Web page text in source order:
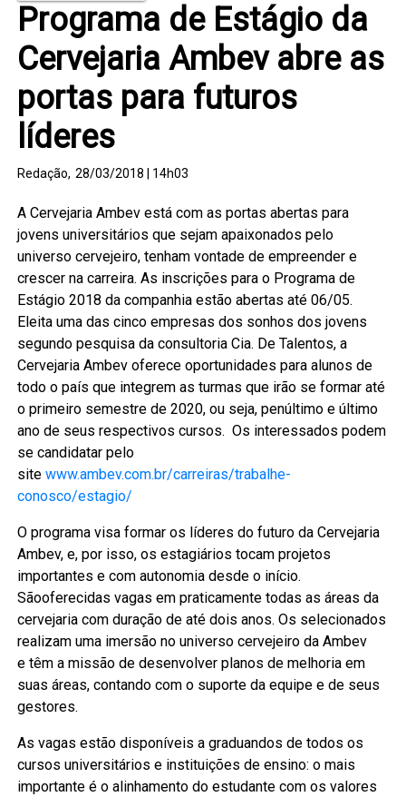
Programa de Estágio da
Cervejaria Ambev abre as
portas para futuros
líderes
Redação, 28/03/2018 | 14h03
A Cervejaria Ambev está com as portas abertas para
jovens universitários que sejam apaixonados pelo
universo cervejeiro, tenham vontade de empreender e
crescer na carreira. As inscrições para o Programa de
Estágio 2018 da companhia estão abertas até 06/05.
Eleita uma das cinco empresas dos sonhos dos jovens
segundo pesquisa da consultoria Cia. De Talentos, a
Cervejaria Ambev oferece oportunidades para alunos de
todo o país que integrem as turmas que irão se formar até
o primeiro semestre de 2020, ou seja, penúltimo e último
ano de seus respectivos cursos. Os interessados podem
se candidatar pelo
sitewww.ambev.com.br/carreiras/trabalhe-
conosco/estagio/
O programa visa formar os líderes do futuro da Cervejaria
Ambev, e, por isso, os estagiários tocam projetos
importantes e com autonomia desde o início.
Sãooferecidas vagas em praticamente todas as áreas da
cervejaria com duração de até dois anos. Os selecionados
realizam uma imersão no universo cervejeiro da Ambev
e têm a missão de desenvolver planos de melhoria em
suas áreas, contando com o suporte da equipe e de seus
gestores.
As vagas estão disponíveis a graduandos de todos os
cursos universitários e instituições de ensino: o mais
importante é o alinhamento do estudante com os valores